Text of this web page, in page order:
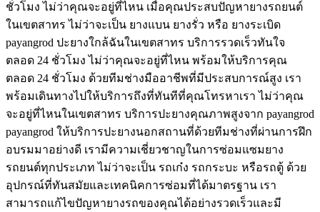
ชั่วโมง ไม่ว่าคุณจะอยู่ที่ไหน เมื่อคุณประสบปัญหายางรถยนต์
ในเขตสาทร ไม่ว่าจะเป็น ยางแบน ยางรั่ว หรือ ยางระเบิด
payangrod ปะยางใกล้ฉันในเขตสาทร บริการรวดเร็วทันใจ
ตลอด 24 ชั่วโมง ไม่ว่าคุณจะอยู่ที่ไหน พร้อมให้บริการคุณ
ตลอด 24 ชั่วโมง ด้วยทีมช่างมืออาชีพที่มีประสบการณ์สูง เรา
พร้อมเดินทางไปให้บริการถึงที่ทันทีที่คุณโทรหาเรา ไม่ว่าคุณ
จะอยู่ที่ไหนในเขตสาทร บริการปะยางคุณภาพสูงจาก payangrod
payangrod ให้บริการปะยางนอกสถานที่ด้วยทีมช่างที่ผ่านการฝึก
อบรมมาอย่างดี เรามีความเชี่ยวชาญในการซ่อมแซมยาง
รถยนต์ทุกประเภท ไม่ว่าจะเป็น รถเก๋ง รถกระบะ หรือรถตู้ ด้วย
อุปกรณ์ที่ทันสมัยและเทคนิคการซ่อมที่ได้มาตรฐาน เรา
สามารถแก้ไขปัญหายางรถของคุณได้อย่างรวดเร็วและมี